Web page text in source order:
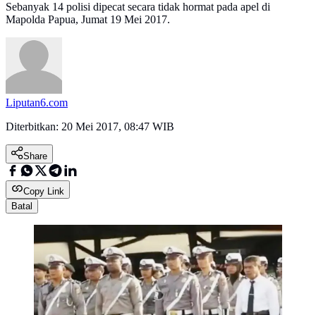
Sebanyak 14 polisi dipecat secara tidak hormat pada apel di
Mapolda Papua, Jumat 19 Mei 2017.
Liputan6.com
Diterbitkan: 20 Mei 2017, 08:47 WIB
Share
Copy Link
Batal